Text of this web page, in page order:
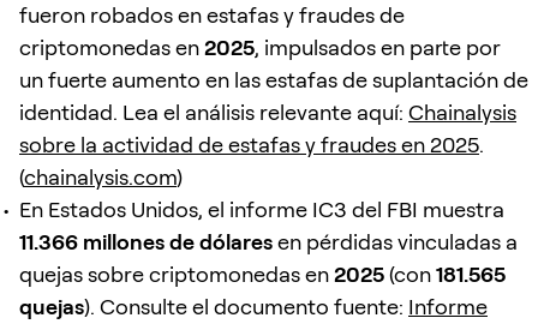
fueron robados en estafas y fraudes de
criptomonedas en2025, impulsados en parte por
un fuerte aumento en las estafas de suplantación de
identidad. Lea el análisis relevante aquí: Chainalysis
sobre la actividad de estafas y fraudes en 2025.
(chainalysis.com)
En Estados Unidos, el informe IC3 del FBI muestra
11.366 millones de dólaresen pérdidas vinculadas a
quejas sobre criptomonedas en2025(con181.565
quejas). Consulte el documento fuente: Informe